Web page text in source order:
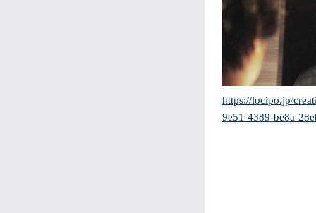
https://locipo.jp/
9e51-4389-be8a-